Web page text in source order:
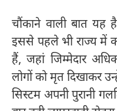
चौंकाने वाली बात यह
इससे पहले भी राज्य में
हैं, जहां जिम्मेदार
लोगों को मृत दिखाकर
सिस्टम अपनी पुरानी